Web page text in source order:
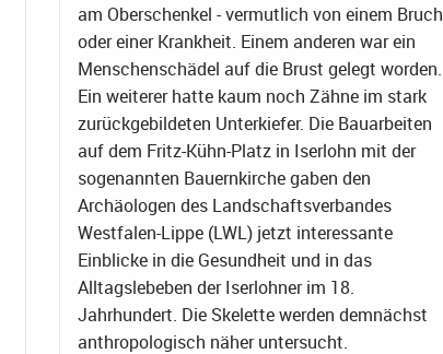
am Oberschenkel - vermutlich von einem Bruch
oder einer Krankheit. Einem anderen war ein
Menschenschädel auf die Brust gelegt worden.
Ein weiterer hatte kaum noch Zähne im stark
zurückgebildeten Unterkiefer. Die Bauarbeiten
auf dem Fritz-Kühn-Platz in Iserlohn mit der
sogenannten Bauernkirche gaben den
Archäologen des Landschaftsverbandes
Westfalen-Lippe (LWL) jetzt interessante
Einblicke in die Gesundheit und in das
Alltagslebeben der Iserlohner im 18.
Jahrhundert. Die Skelette werden demnächst
anthropologisch näher untersucht.